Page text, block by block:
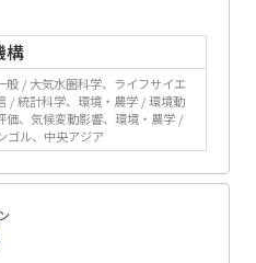
構
般 / 大気水圏科学、ライフサイエ
/ 統計科学、環境・農学 / 環境動
、気候変動影響、環境・農学 /
ゴル、中央アジア